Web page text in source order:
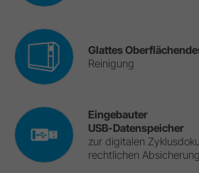
Glattes
Reinigung
Eingebauter
USB-Datenspeicher
zur digitalen
rechtlichen Absicherung